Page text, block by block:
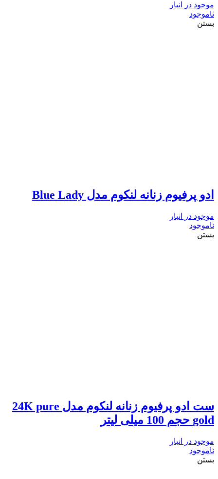
موجود در انبار
ناموجود
بستن
ادو پرفیوم زنانه لنکوم مدل Blue Lady
موجود در انبار
ناموجود
بستن
ست ادو پرفیوم زنانه لنکوم مدل 24K pure
gold حجم 100 میلی لیتر
موجود در انبار
ناموجود
بستن